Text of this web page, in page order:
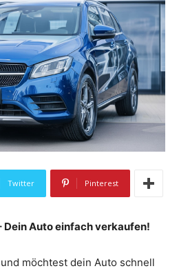
Twitter Pinterest
Auto einfach verkaufen!
möchtest dein Auto schnell